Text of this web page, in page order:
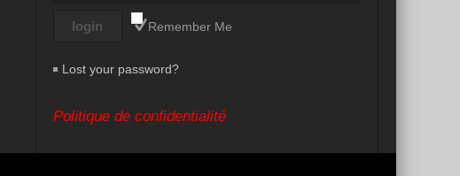
Remember Me
Lost your password?
Politique de confidentialité